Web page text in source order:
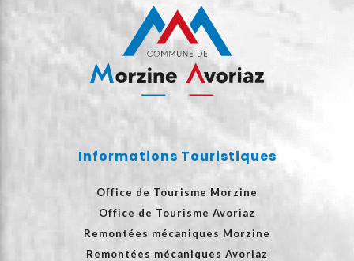
Informations Touristiques
Office de Tourisme Morzine
Office de Tourisme Avoriaz
Remontées mécaniques Morzine
Remontées mécaniques Avoriaz